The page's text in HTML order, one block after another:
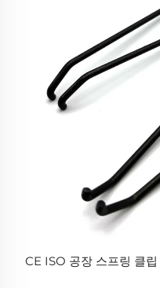
CE ISO 공장 스프링 클